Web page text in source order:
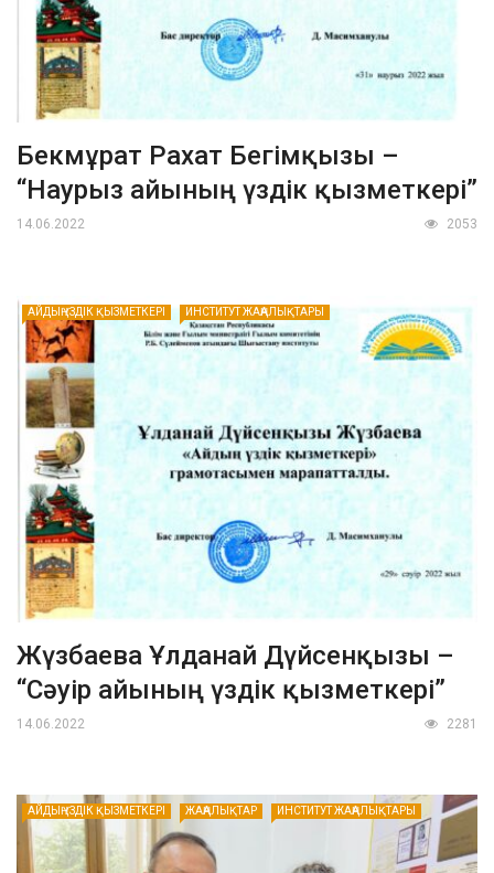
Бекмұрат Рахат Бегімқызы –
“Наурыз айының үздік қызметкері”
14.06.2022 2053
АЙДЫҢ ҮЗДІК ҚЫЗМЕТКЕРІ ИНСТИТУТ ЖАҢАЛЫҚТАРЫ
Жүзбаева Ұлданай Дүйсенқызы –
“Сәуір айының үздік қызметкері”
14.06.2022 2281
АЙДЫҢ ҮЗДІК ҚЫЗМЕТКЕРІ ЖАҢАЛЫҚТАР ИНСТИТУТ ЖАҢАЛЫҚТАРЫ